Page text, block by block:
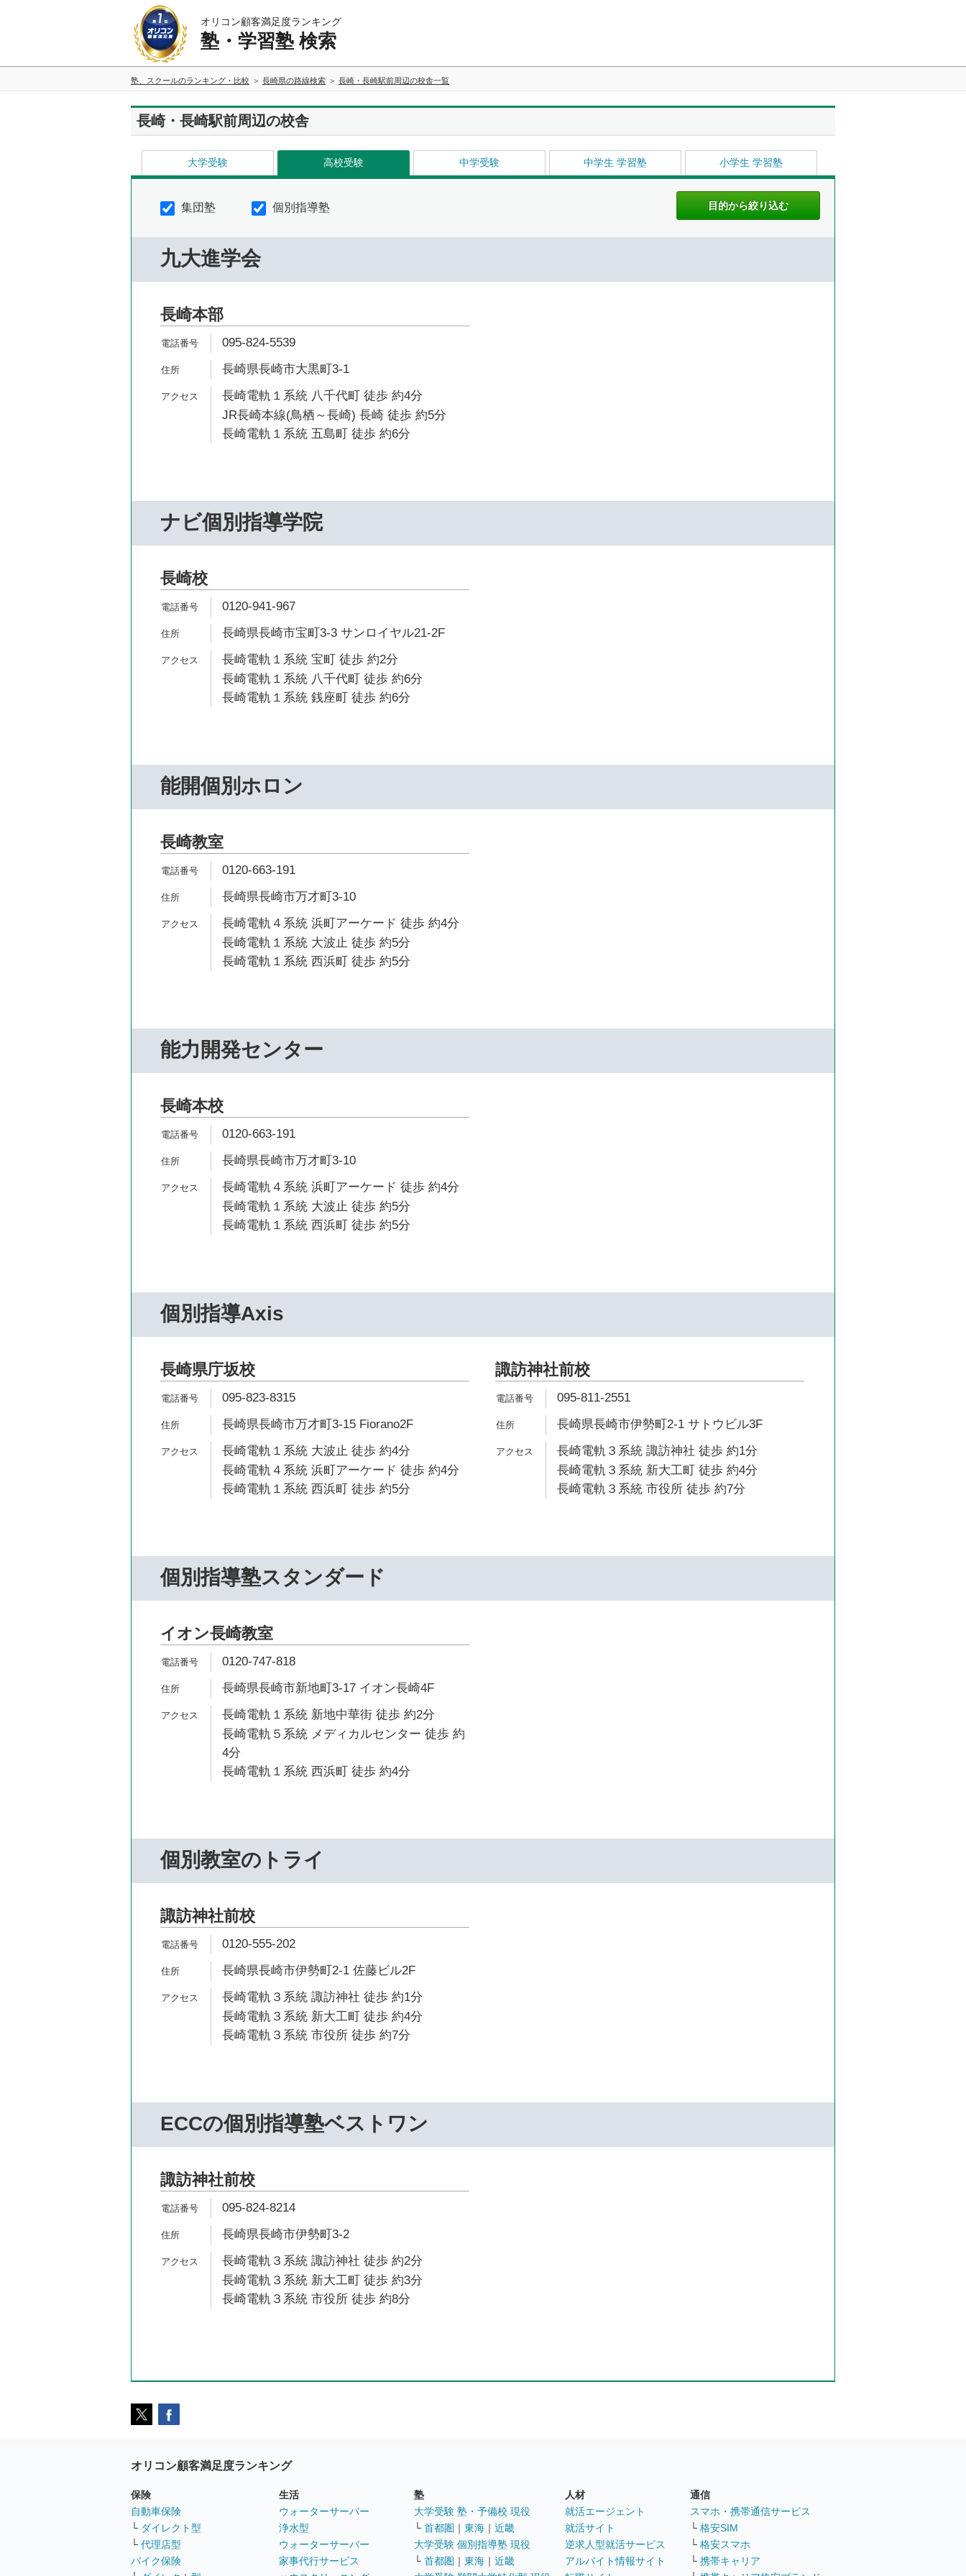
オリコン顧客満足度ランキング
塾・学習塾 検索
塾、スクールのランキング・比較 長崎県の路線検索 長崎・長崎駅前周辺の校舎一覧
長崎・長崎駅前周辺の校舎
大学受験 高校受験 中学受験 中学生 学習塾 小学生 学習塾
集団塾 個別指導塾
九大進学会
長崎本部
095-824-5539
長崎県長崎市大黒町3-1
長崎電軌１系統 八千代町 徒歩 約4分
JR長崎本線(鳥栖～長崎) 長崎 徒歩 約5分
長崎電軌１系統 五島町 徒歩 約6分
ナビ個別指導学院
長崎校
0120-941-967
長崎県長崎市宝町3-3 サンロイヤル21-2F
長崎電軌１系統 宝町 徒歩 約2分
長崎電軌１系統 八千代町 徒歩 約6分
長崎電軌１系統 銭座町 徒歩 約6分
能開個別ホロン
長崎教室
0120-663-191
長崎県長崎市万才町3-10
長崎電軌４系統 浜町アーケード 徒歩 約4分
長崎電軌１系統 大波止 徒歩 約5分
長崎電軌１系統 西浜町 徒歩 約5分
能力開発センター
長崎本校
0120-663-191
長崎県長崎市万才町3-10
長崎電軌４系統 浜町アーケード 徒歩 約4分
長崎電軌１系統 大波止 徒歩 約5分
長崎電軌１系統 西浜町 徒歩 約5分
個別指導Axis
長崎県庁坂校
095-823-8315
長崎県長崎市万才町3-15 Fiorano2F
長崎電軌１系統 大波止 徒歩 約4分
長崎電軌４系統 浜町アーケード 徒歩 約4分
長崎電軌１系統 西浜町 徒歩 約5分
諏訪神社前校
095-811-2551
長崎県長崎市伊勢町2-1 サトウビル3F
長崎電軌３系統 諏訪神社 徒歩 約1分
長崎電軌３系統 新大工町 徒歩 約4分
長崎電軌３系統 市役所 徒歩 約7分
個別指導塾スタンダード
イオン長崎教室
0120-747-818
長崎県長崎市新地町3-17 イオン長崎4F
長崎電軌１系統 新地中華街 徒歩 約2分
長崎電軌５系統 メディカルセンター 徒歩 約
4分
長崎電軌１系統 西浜町 徒歩 約4分
個別教室のトライ
諏訪神社前校
0120-555-202
長崎県長崎市伊勢町2-1 佐藤ビル2F
長崎電軌３系統 諏訪神社 徒歩 約1分
長崎電軌３系統 新大工町 徒歩 約4分
長崎電軌３系統 市役所 徒歩 約7分
ECCの個別指導塾ベストワン
諏訪神社前校
095-824-8214
長崎県長崎市伊勢町3-2
長崎電軌３系統 諏訪神社 徒歩 約2分
長崎電軌３系統 新大工町 徒歩 約3分
長崎電軌３系統 市役所 徒歩 約8分
オリコン顧客満足度ランキング
保険
自動車保険
└ ダイレクト型
└ 代理店型
バイク保険
生活
ウォーターサーバー
浄水型
ウォーターサーバー
家事代行サービス
塾
大学受験 塾・予備校 現役
└ 首都圏 ｜ 東海 ｜ 近畿
大学受験 個別指導塾 現役
└ 首都圏 ｜ 東海 ｜ 近畿
人材
就活エージェント
就活サイト
逆求人型就活サービス
アルバイト情報サイト
通信
スマホ・携帯通信サービス
└ 格安SIM
└ 格安スマホ
└ 携帯キャリア